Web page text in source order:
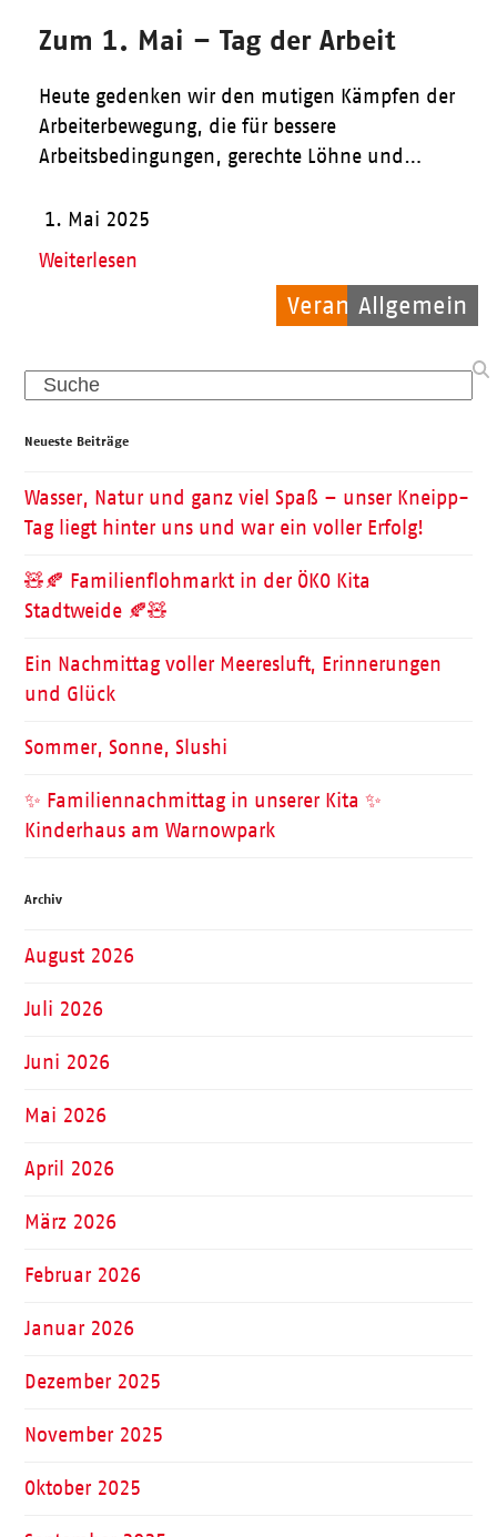
Veranstaltungen
Veranstaltungen
Allgemein
Zum 1. Mai – Tag der Arbeit
Heute gedenken wir den mutigen Kämpfen der
Arbeiterbewegung, die für bessere
Arbeitsbedingungen, gerechte Löhne und…
1. Mai 2025
Weiterlesen
Search
Neueste Beiträge
Wasser, Natur und ganz viel Spaß – unser Kneipp-
Tag liegt hinter uns und war ein voller Erfolg!
🧸🍂 Familienflohmarkt in der ÖKO Kita
Stadtweide 🍂🧸
Ein Nachmittag voller Meeresluft, Erinnerungen
und Glück
Sommer, Sonne, Slushi
✨ Familiennachmittag in unserer Kita ✨
Kinderhaus am Warnowpark
Archiv
August 2026
Juli 2026
Juni 2026
Mai 2026
April 2026
März 2026
Februar 2026
Januar 2026
Dezember 2025
November 2025
Oktober 2025